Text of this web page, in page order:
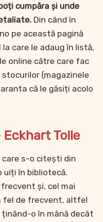
cumpăra și unde
Din când în
pe această pagină
care le adaug în listă,
online către care fac
(magazinele
că le găsiți acolo
Tolle
care s-o citești din
uiți în bibliotecă.
și, cel mai
fel de frecvent, altfel
o în mână decât